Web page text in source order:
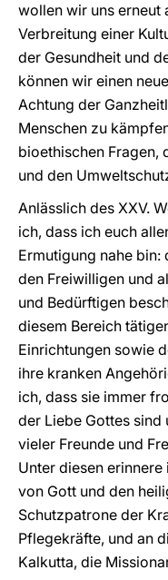
wollen wir uns erneut
Verbreitung einer
der Gesundheit und
können wir einen
Achtung der
Menschen zu
bioethischen Fragen,
und den
Anlässlich des XXV.
ich, dass ich euch
Ermutigung nahe bin:
den Freiwilligen und
und Bedürftigen
diesem Bereich
Einrichtungen sowie
ihre kranken
ich, dass sie immer
der Liebe Gottes sind
vieler Freunde und
Unter diesen
von Gott und den
Schutzpatrone der
Pflegekräfte, und an
Kalkutta, die